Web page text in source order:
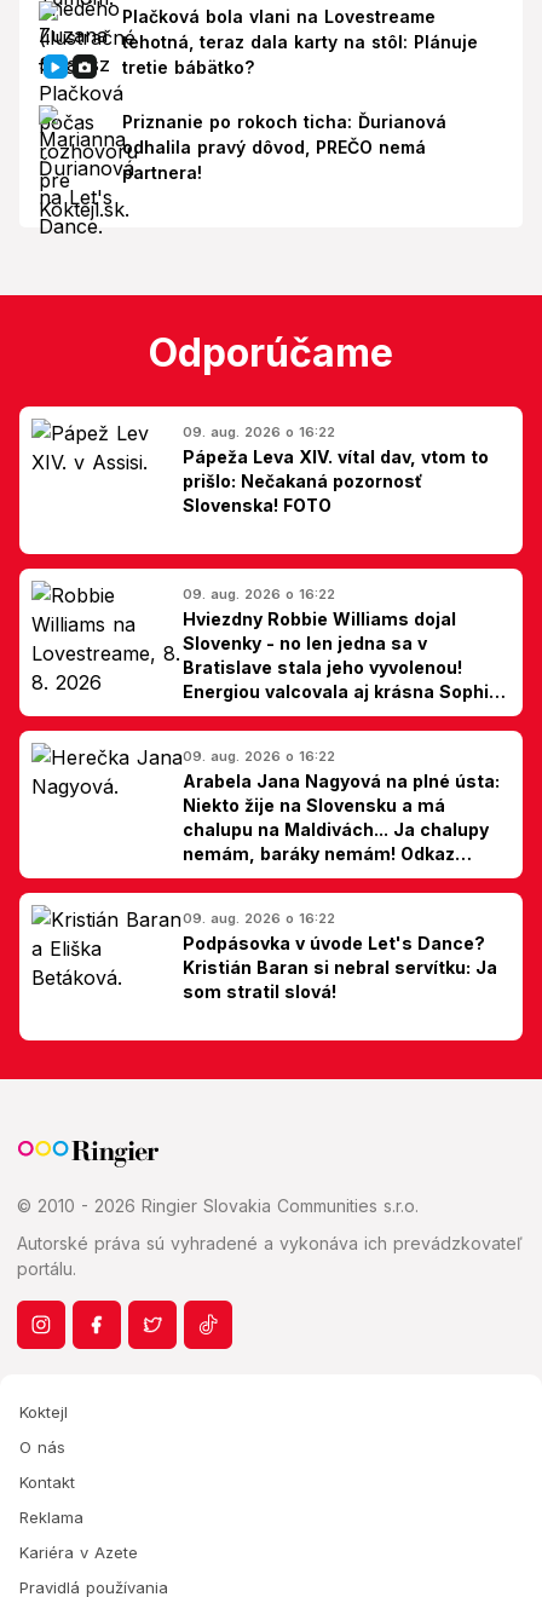
Plačková bola vlani na Lovestreame
tehotná, teraz dala karty na stôl: Plánuje
tretie bábätko?
Priznanie po rokoch ticha: Ďurianová
odhalila pravý dôvod, PREČO nemá
partnera!
Odporúčame
09. aug. 2026 o 16:22
Pápeža Leva XIV. vítal dav, vtom to
prišlo: Nečakaná pozornosť
Slovenska! FOTO
09. aug. 2026 o 16:22
Hviezdny Robbie Williams dojal
Slovenky - no len jedna sa v
Bratislave stala jeho vyvolenou!
Energiou valcovala aj krásna Sophie
Ellis-Bextor (foto)
09. aug. 2026 o 16:22
Arabela Jana Nagyová na plné ústa:
Niekto žije na Slovensku a má
chalupu na Maldivách... Ja chalupy
nemám, baráky nemám! Odkaz
Slovákom
09. aug. 2026 o 16:22
Podpásovka v úvode Let's Dance?
Kristián Baran si nebral servítku: Ja
som stratil slová!
© 2010 - 2026 Ringier Slovakia Communities s.r.o.
Autorské práva sú vyhradené a vykonáva ich prevádzkovateľ
portálu.
Koktejl
O nás
Kontakt
Reklama
Kariéra v Azete
Pravidlá používania